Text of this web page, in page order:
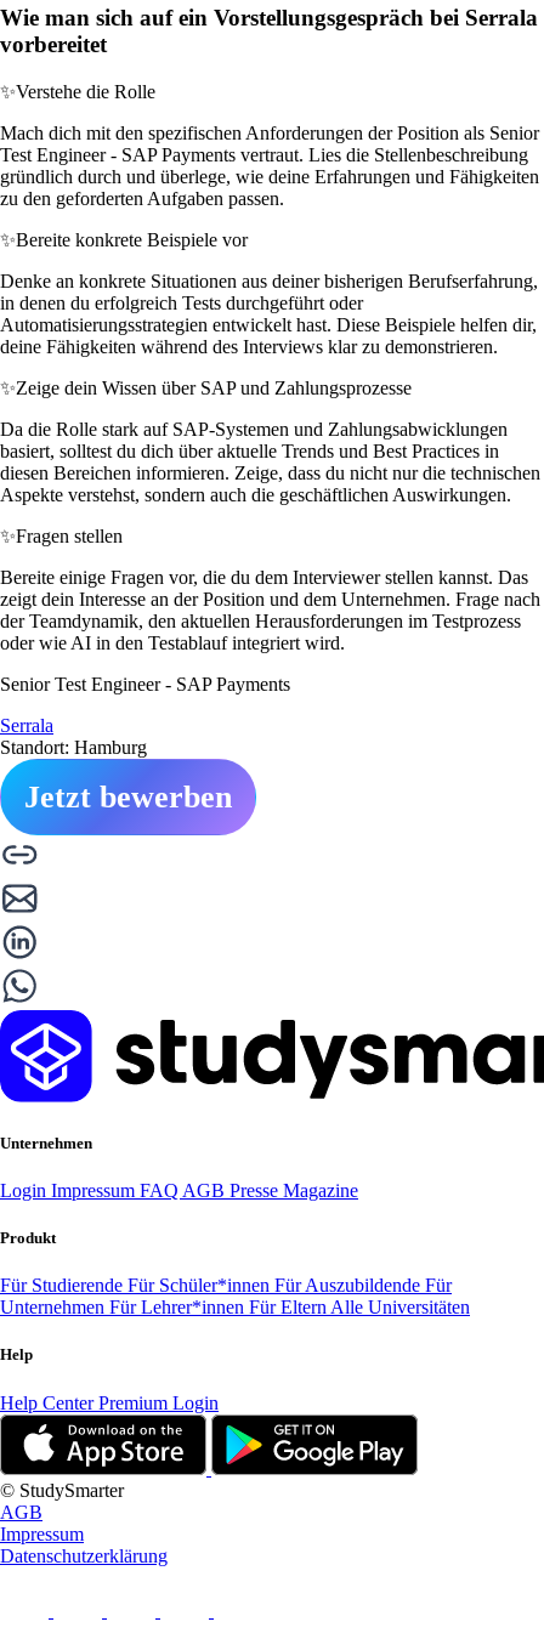
Wie man sich auf ein Vorstellungsgespräch bei Serrala
vorbereitet
✨Verstehe die Rolle
Mach dich mit den spezifischen Anforderungen der Position als Senior
Test Engineer - SAP Payments vertraut. Lies die Stellenbeschreibung
gründlich durch und überlege, wie deine Erfahrungen und Fähigkeiten
zu den geforderten Aufgaben passen.
✨Bereite konkrete Beispiele vor
Denke an konkrete Situationen aus deiner bisherigen Berufserfahrung,
in denen du erfolgreich Tests durchgeführt oder
Automatisierungsstrategien entwickelt hast. Diese Beispiele helfen dir,
deine Fähigkeiten während des Interviews klar zu demonstrieren.
✨Zeige dein Wissen über SAP und Zahlungsprozesse
Da die Rolle stark auf SAP-Systemen und Zahlungsabwicklungen
basiert, solltest du dich über aktuelle Trends und Best Practices in
diesen Bereichen informieren. Zeige, dass du nicht nur die technischen
Aspekte verstehst, sondern auch die geschäftlichen Auswirkungen.
✨Fragen stellen
Bereite einige Fragen vor, die du dem Interviewer stellen kannst. Das
zeigt dein Interesse an der Position und dem Unternehmen. Frage nach
der Teamdynamik, den aktuellen Herausforderungen im Testprozess
oder wie AI in den Testablauf integriert wird.
Senior Test Engineer - SAP Payments
Serrala
Standort: Hamburg
Jetzt bewerben
Unternehmen
Login Impressum FAQ AGB Presse Magazine
Produkt
Für Studierende Für Schüler*innen Für Auszubildende Für
Unternehmen Für Lehrer*innen Für Eltern Alle Universitäten
Help
Help CenterPremium Login
© StudySmarter
AGB
Impressum
Datenschutzerklärung